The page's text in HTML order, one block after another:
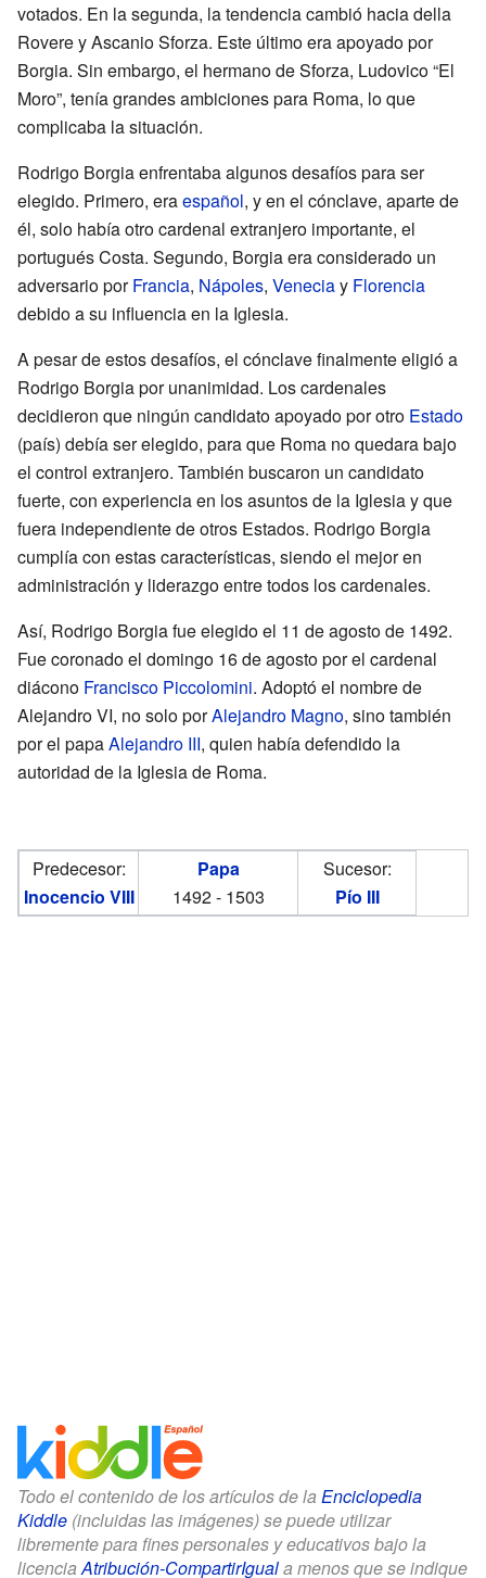
votados. En la segunda, la tendencia cambió hacia della
Rovere y Ascanio Sforza. Este último era apoyado por
Borgia. Sin embargo, el hermano de Sforza, Ludovico “El
Moro”, tenía grandes ambiciones para Roma, lo que
complicaba la situación.
Rodrigo Borgia enfrentaba algunos desafíos para ser
elegido. Primero, eraespañol, y en el cónclave, aparte de
él, solo había otro cardenal extranjero importante, el
portugués Costa. Segundo, Borgia era considerado un
adversario porFrancia, Nápoles, Veneciay Florencia
debido a su influencia en la Iglesia.
A pesar de estos desafíos, el cónclave finalmente eligió a
Rodrigo Borgia por unanimidad. Los cardenales
decidieron que ningún candidato apoyado por otro Estado
(país) debía ser elegido, para que Roma no quedara bajo
el control extranjero. También buscaron un candidato
fuerte, con experiencia en los asuntos de la Iglesia y que
fuera independiente de otros Estados. Rodrigo Borgia
cumplía con estas características, siendo el mejor en
administración y liderazgo entre todos los cardenales.
Así, Rodrigo Borgia fue elegido el 11 de agosto de 1492.
Fue coronado el domingo 16 de agosto por el cardenal
diácono Francisco Piccolomini. Adoptó el nombre de
Alejandro VI, no solo porAlejandro Magno, sino también
por el papaAlejandro III, quien había defendido la
autoridad de la Iglesia de Roma.
Predecesor:
Inocencio VIII
Papa
1492 - 1503
Sucesor:
Pío III
Todo el contenido de los artículos de la Enciclopedia
Kiddle (incluidas las imágenes) se puede utilizar
libremente para fines personales y educativos bajo la
licenciaAtribución-CompartirIguala menos que se indique